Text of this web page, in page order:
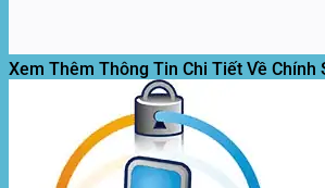
Xem Thêm Thông Tin Chi Tiết Về